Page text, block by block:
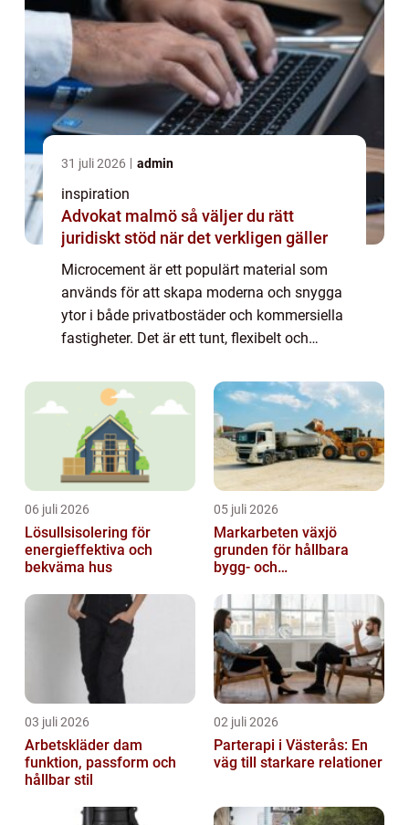
31 juli 2026 admin
inspiration
Advokat malmö så väljer du rätt
juridiskt stöd när det verkligen gäller
Microcement är ett populärt material som
används för att skapa moderna och snygga
ytor i både privatbostäder och kommersiella
fastigheter. Det är ett tunt, flexibelt och
06 juli 2026
Lösullsisolering för
energieffektiva och
bekväma hus
05 juli 2026
Markarbeten växjö
grunden för hållbara
bygg- och
03 juli 2026
Arbetskläder dam
funktion, passform och
hållbar stil
02 juli 2026
Parterapi i Västerås: En
väg till starkare relationer